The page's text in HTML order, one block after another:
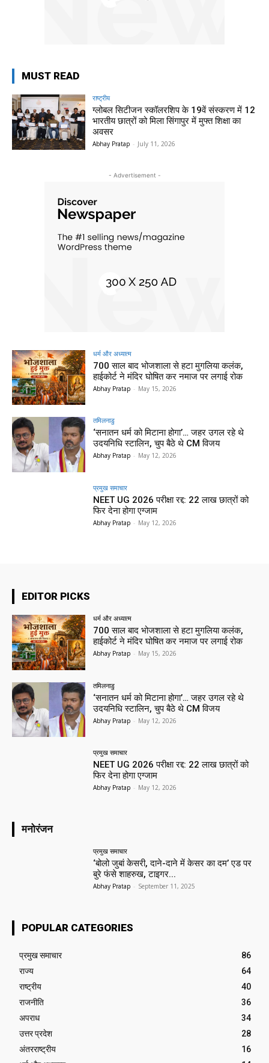
MUST READ
राष्ट्रीय
ग्लोबल सिटीजन स्कॉलरशिप के 19वें संस्करण में 12
भारतीय छात्रों को मिला सिंगापुर में मुफ्त शिक्षा का
अवसर
Abhay Pratap - July 11, 2026
- Advertisement -
धर्म और अध्यात्म
700 साल बाद भोजशाला से हटा मुगलिया कलंक,
हाईकोर्ट ने मंदिर घोषित कर नमाज पर लगाई रोक
Abhay Pratap - May 15, 2026
तमिलनाडु
‘सनातन धर्म को मिटाना होगा’… जहर उगल रहे थे
उदयनिधि स्टालिन, चुप बैठे थे CM विजय
Abhay Pratap - May 12, 2026
प्रमुख समाचार‎
NEET UG 2026 परीक्षा रद्द: 22 लाख छात्रों को
फिर देना होगा एग्जाम
Abhay Pratap - May 12, 2026
EDITOR PICKS
धर्म और अध्यात्म
700 साल बाद भोजशाला से हटा मुगलिया कलंक,
हाईकोर्ट ने मंदिर घोषित कर नमाज पर लगाई रोक
Abhay Pratap - May 15, 2026
तमिलनाडु
‘सनातन धर्म को मिटाना होगा’… जहर उगल रहे थे
उदयनिधि स्टालिन, चुप बैठे थे CM विजय
Abhay Pratap - May 12, 2026
प्रमुख समाचार‎
NEET UG 2026 परीक्षा रद्द: 22 लाख छात्रों को
फिर देना होगा एग्जाम
Abhay Pratap - May 12, 2026
मनोरंजन
प्रमुख समाचार‎
‘बोलो जुबां केसरी, दाने-दाने में केसर का दम’ एड पर
बुरे फंसे शाहरुख, टाइगर...
Abhay Pratap - September 11, 2025
POPULAR CATEGORIES
प्रमुख समाचार‎
86
राज्य
64
राष्ट्रीय
40
राजनीति
36
अपराध
34
उत्तर प्रदेश
28
अंतरराष्ट्रीय
16